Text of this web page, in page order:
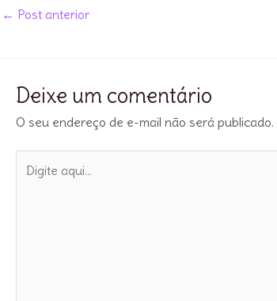
Post
← Post anterior
Deixe um comentário
O seu endereço de e-mail não será publicado.
aqui...